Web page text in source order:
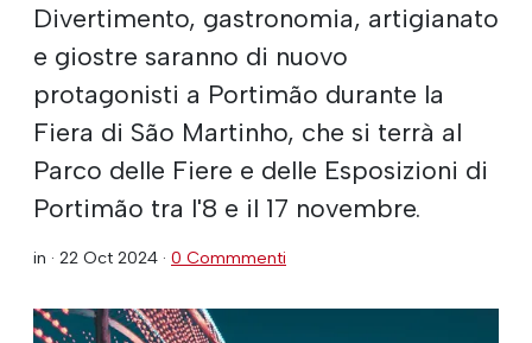
Divertimento, gastronomia, artigianato
e giostre saranno di nuovo
protagonisti a Portimão durante la
Fiera di São Martinho, che si terrà al
Parco delle Fiere e delle Esposizioni di
Portimão tra l'8 e il 17 novembre.
in · 22 Oct 2024 · 0 Commmenti